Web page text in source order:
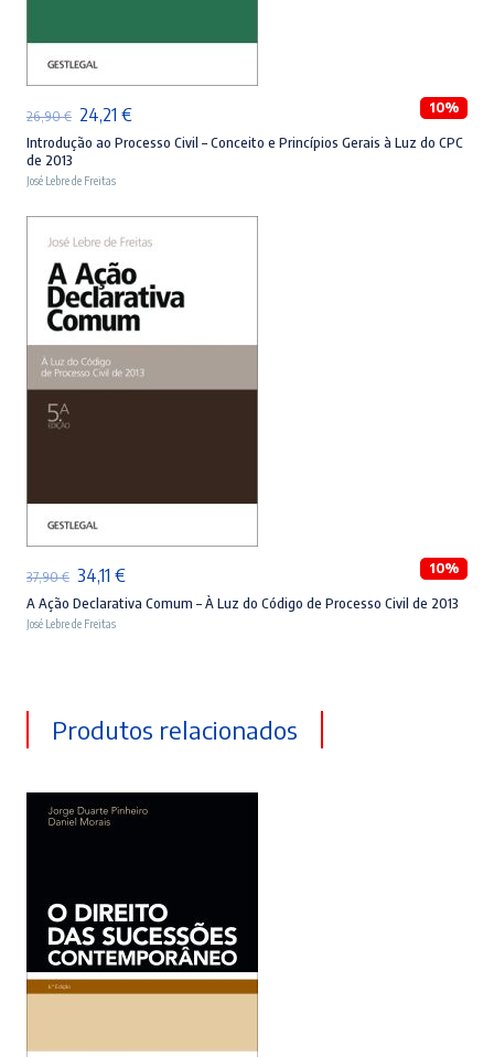
26,90€ O
preço
original
26,90 €.
24,21 €O
preço
24,21 €.
10%
Introdução ao Processo Civil – Conceito e Princípios Gerais à Luz do CPC
de 2013
José Lebre de Freitas
37,90€ O
preço
original
34,11 €O
preço
10%
A Ação Declarativa Comum – À Luz do Código de Processo Civil de 2013
José Lebre de Freitas
Produtos relacionados